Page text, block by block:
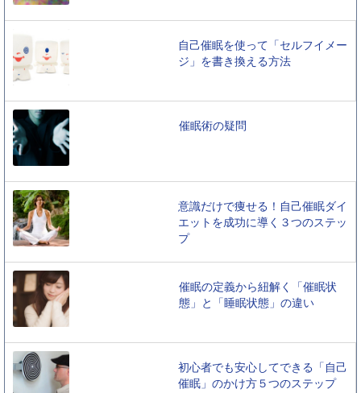
自己催眠を使って「セルフイメー
ジ」を書き換える方法
催眠術の疑問
意識だけで痩せる！自己催眠ダイ
エットを成功に導く３つのステッ
プ
催眠の定義から紐解く「催眠状
態」と「睡眠状態」の違い
初心者でも安心してできる「自己
催眠」のかけ方５つのステップ